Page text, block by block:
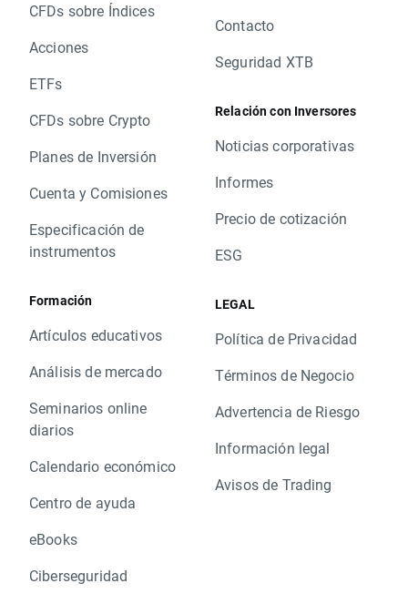
CFDs sobre Índices
Acciones
ETFs
CFDs sobre Crypto
Planes de Inversión
Cuenta y Comisiones
Especificación de
instrumentos
Formación
Artículos educativos
Análisis de mercado
Seminarios online
diarios
Calendario económico
Centro de ayuda
eBooks
Ciberseguridad
Contacto
Seguridad XTB
Relación con Inversores
Noticias corporativas
Informes
Precio de cotización
ESG
LEGAL
Política de Privacidad
Términos de Negocio
Advertencia de Riesgo
Información legal
Avisos de Trading